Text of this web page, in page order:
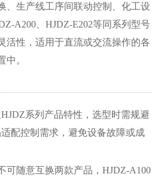
、生产线工序间联动控制、化工设
A200、HJDZ-E202等同系列型号
活性，适用于直流或交流操作的各
中。
系列产品特性，选型时需规避
配控制需求，避免设备故障或成
可随意互换两款产品，HJDZ-A100